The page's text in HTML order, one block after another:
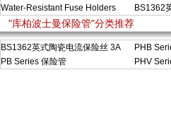
Water-Resistant Fuse Holders
BS1362
"库柏波士曼保险管"分类推荐
BS1362英式陶瓷电流保险丝 3A
PHB
PB Series 保险管
PHV